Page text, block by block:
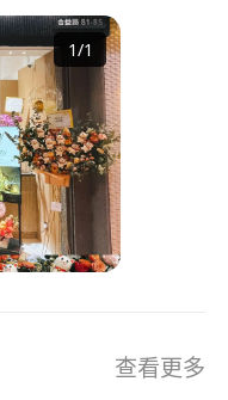
1/1
查看更多